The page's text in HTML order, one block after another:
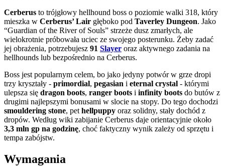
Cerberus to trójgłowy hellhound boss o poziomie walki 318, który
mieszka w Cerberus’ Lair głęboko pod Taverley Dungeon. Jako
“Guardian of the River of Souls” strzeże dusz zmarłych, ale
wielokrotnie próbowała uciec ze swojego posterunku. Żeby zadać
jej obrażenia, potrzebujesz 91 Slayer oraz aktywnego zadania na
hellhounds lub bezpośrednio na Cerberus.
Boss jest popularnym celem, bo jako jedyny potwór w grze dropi
trzy kryształy - primordial, pegasian i eternal crystal - którymi
ulepsza się dragon boots, ranger boots i infinity boots do butów z
drugimi najlepszymi bonusami w slocie na stopy. Do tego dochodzi
smouldering stone, pet hellpuppy oraz solidny, stały dochód z
dropów. Według wiki zabijanie Cerberus daje orientacyjnie około
3,3 mln gp na godzinę, choć faktyczny wynik zależy od sprzętu i
tempa zabójstw.
Wymagania